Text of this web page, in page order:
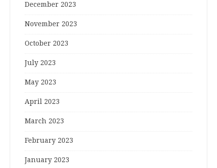
December 2023
November 2023
October 2023
July 2023
May 2023
April 2023
March 2023
February 2023
January 2023